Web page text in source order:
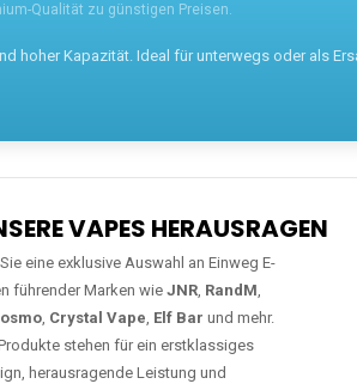
Qualität zu günstigen Preisen.
hoher Kapazität. Ideal für unterwegs oder als
VAPES HERAUSRAGEN
eine exklusive Auswahl an Einweg E-
führender Marken wie JNR, RandM,
, Crystal Vape, Elf Bar und mehr.
stehen für ein erstklassiges
herausragende Leistung und